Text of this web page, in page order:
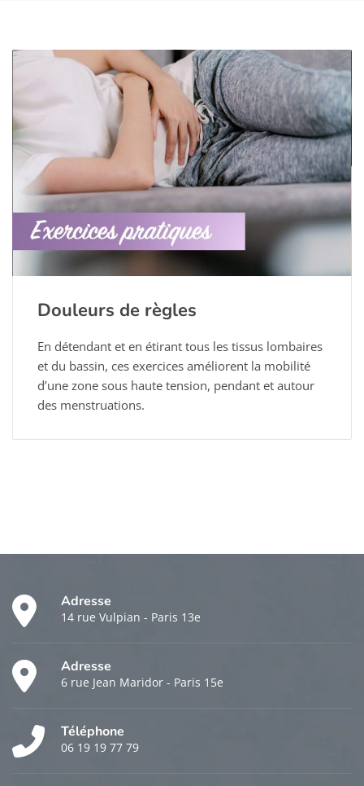
Douleurs de règles
En détendant et en étirant tous les tissus lombaires
et du bassin, ces exercices améliorent la mobilité
d’une zone sous haute tension, pendant et autour
des menstruations.
Adresse
14 rue Vulpian - Paris 13e
Adresse
6 rue Jean Maridor - Paris 15e
Téléphone
06 19 19 77 79